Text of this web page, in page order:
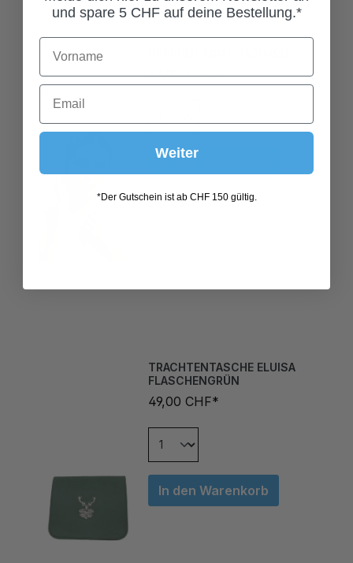
HAARREIF MINT JAQUARD
In den Warenkorb
FLASCHENGRÜN
49,00 CHF*
In den Warenkorb
und spare 5 CHF auf deine Bestellung.*
Weiter
*Der Gutschein ist ab CHF 150 gültig.